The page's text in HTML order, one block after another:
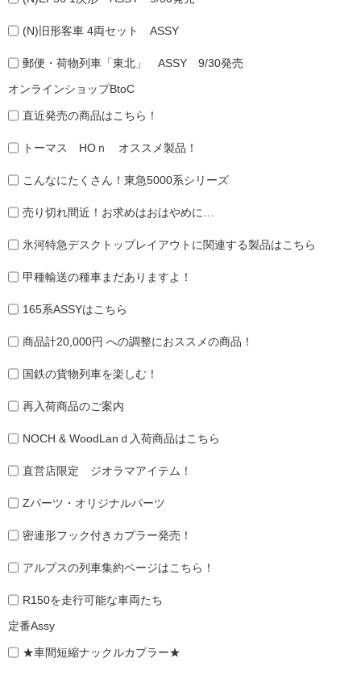
(N)旧形客車 4両セット ASSY
郵便・荷物列車「東北」 ASSY 9/30発売
オンラインショップBtoC
直近発売の商品はこちら！
トーマス HOｎ オススメ製品！
こんなにたくさん！東急5000系シリーズ
売り切れ間近！お求めはおはやめに…
氷河特急デスクトップレイアウトに関連する製品はこちら
甲種輸送の種車まだありますよ！
165系ASSYはこちら
商品計20,000円 への調整におススメの商品！
国鉄の貨物列車を楽しむ！
再入荷商品のご案内
NOCH & WoodLanｄ入荷商品はこちら
直営店限定 ジオラマアイテム！
Zパーツ・オリジナルパーツ
密連形フック付きカプラー発売！
アルプスの列車集約ページはこちら！
R150を走行可能な車両たち
定番Assy
★車間短縮ナックルカプラー★